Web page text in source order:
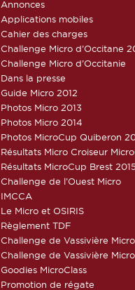
Annonces
Applications mobiles
Cahier des charges
Challenge Micro d’Occitane
Challenge Micro d’Occitanie
Dans la presse
Guide Micro 2012
Photos Micro 2013
Photos Micro 2014
Photos MicroCup Quiberon
Résultats Micro Croiseur
Résultats MicroCup Brest
Challenge de l’Ouest Micro
IMCCA
Le Micro et OSIRIS
Règlement TDF
Challenge de Vassivière Micro
Challenge de Vassivière
Goodies MicroClass
Promotion de régate